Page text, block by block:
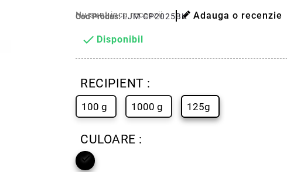
Cod Produs:LJM CP2025BK
Nu sunt inca recenzii Adauga o recenzie
 Disponibil
RECIPIENT :
100 g 1000 g 125g
CULOARE :
